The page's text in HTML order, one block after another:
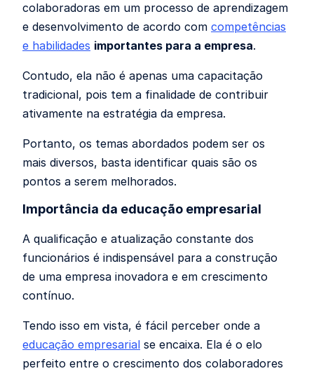
colaboradoras em um processo de aprendizagem
e desenvolvimento de acordo com competências
e habilidades importantes para a empresa.
Contudo, ela não é apenas uma capacitação
tradicional, pois tem a finalidade de contribuir
ativamente na estratégia da empresa.
Portanto, os temas abordados podem ser os
mais diversos, basta identificar quais são os
pontos a serem melhorados.
Importância da educação empresarial
A qualificação e atualização constante dos
funcionários é indispensável para a construção
de uma empresa inovadora e em crescimento
contínuo.
Tendo isso em vista, é fácil perceber onde a
educação empresarial se encaixa. Ela é o elo
perfeito entre o crescimento dos colaboradores